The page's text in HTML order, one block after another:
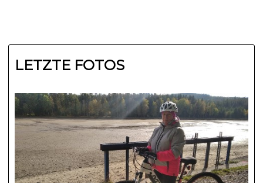
LETZTE FOTOS